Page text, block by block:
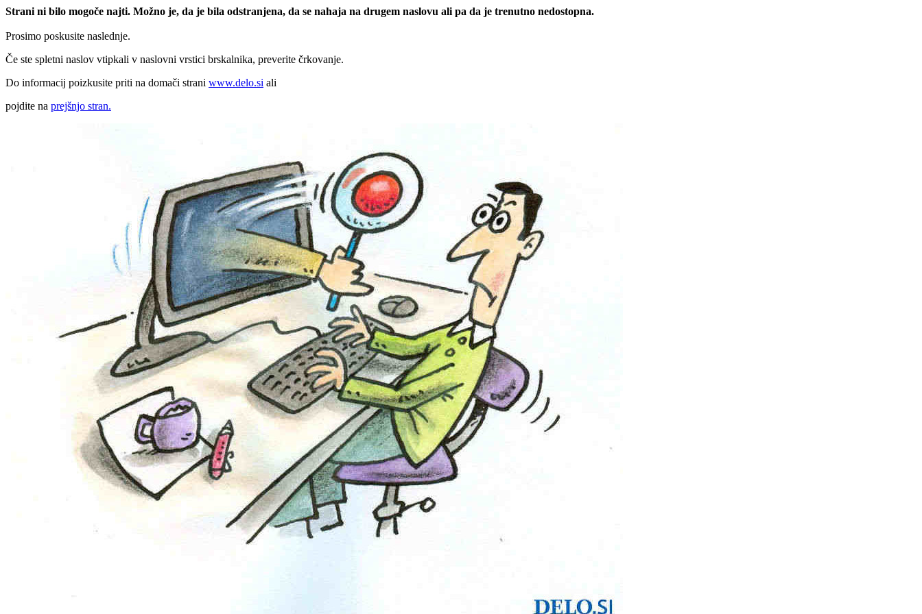
Strani ni bilo mogoče najti. Možno je, da je bila odstranjena, da se nahaja na drugem naslovu ali pa da je trenutno nedostopna.
Prosimo poskusite naslednje.
Če ste spletni naslov vtipkali v naslovni vrstici brskalnika, preverite črkovanje.
Do informacij poizkusite priti na domači strani www.delo.si ali
pojdite na prejšnjo stran.